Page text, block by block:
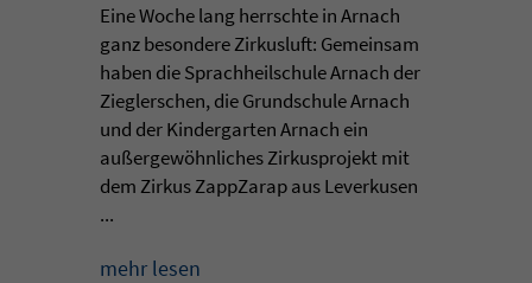
Eine Woche lang herrschte in Arnach
ganz besondere Zirkusluft: Gemeinsam
haben die Sprachheilschule Arnach der
Zieglerschen, die Grundschule Arnach
und der Kindergarten Arnach ein
außergewöhnliches Zirkusprojekt mit
dem Zirkus ZappZarap aus Leverkusen
...
mehr lesen